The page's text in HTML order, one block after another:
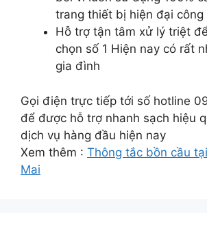
trang thiết bị hiện đại công
Hỗ trợ tận tâm xử lý triệt
chọn số 1 Hiện nay có rất
gia đình
Gọi điện trực tiếp tới số hotline
để được hỗ trợ nhanh sạch hiệu
dịch vụ hàng đầu hiện nay
Xem thêm : Thông tắc bồn cầu
Mai